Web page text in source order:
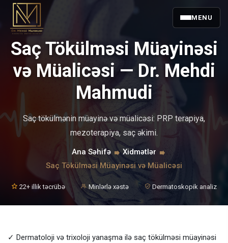
MENU
Saç Tökülməsi Müayinəsi
və Müalicəsi — Dr. Mehdi
Mahmudi
Saç tökülmənin müayinə və müalicəsi: PRP terapiya,
mezoterapiya, saç əkimi.
Ana Səhifə
Xidmətlər
Saç Tökülməsi Müayinəsi və Müalicəsi
22+ illik təcrübə Minlərlə xəstə Dermatoskopik analiz
✓ Dermatoloji və trixoloji yanaşma ilə saç tökülməsi müayinəsi